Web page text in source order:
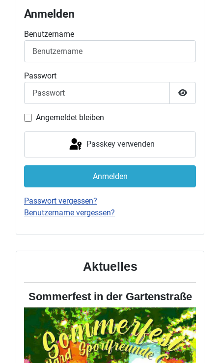
Aktuelles
Sommerfest in der Gartenstraße
Anmelden
Benutzername
Passwort
Passwort
Angemeldet bleiben
Passkey verwenden
Anmelden
Passwort vergessen?
Benutzername vergessen?